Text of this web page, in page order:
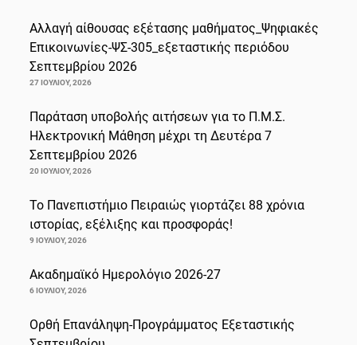
Αλλαγή αίθουσας εξέτασης μαθήματος_Ψηφιακές
Επικοινωνίες-ΨΣ-305_εξεταστικής περιόδου
Σεπτεμβρίου 2026
27 ΙΟΥΛΊΟΥ, 2026
Παράταση υποβολής αιτήσεων για το Π.Μ.Σ.
Ηλεκτρονική Μάθηση μέχρι τη Δευτέρα 7
Σεπτεμβρίου 2026
20 ΙΟΥΛΊΟΥ, 2026
Το Πανεπιστήμιο Πειραιώς γιορτάζει 88 χρόνια
ιστορίας, εξέλιξης και προσφοράς!
9 ΙΟΥΛΊΟΥ, 2026
Ακαδημαϊκό Ημερολόγιο 2026-27
6 ΙΟΥΛΊΟΥ, 2026
Ορθή Επανάληψη-Προγράμματος Εξεταστικής